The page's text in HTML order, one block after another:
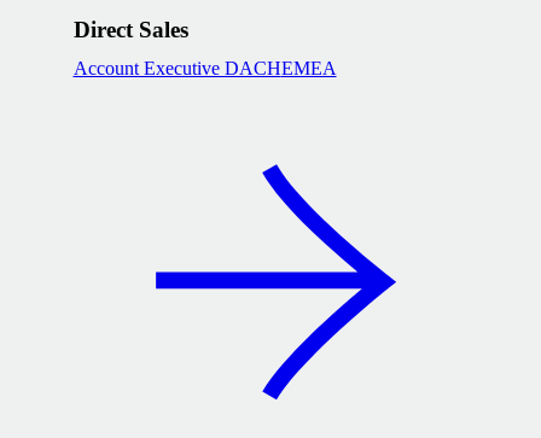
Direct Sales
Account Executive DACHEMEA